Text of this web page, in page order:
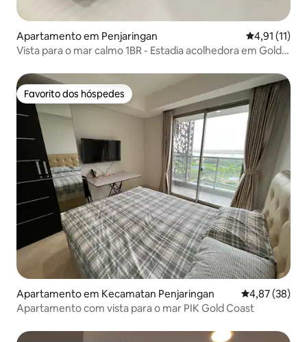
Apartamento em Penjaringan
4,91 (11)
Vista para o mar calmo 1BR - Estadia acolhedora em Gold
Favorito dos hóspedes
Favorito dos hóspedes
Apartamento em Kecamatan Penjaringan Classificação
4,87 (38)
Apartamento com vista para o mar PIK Gold Coast